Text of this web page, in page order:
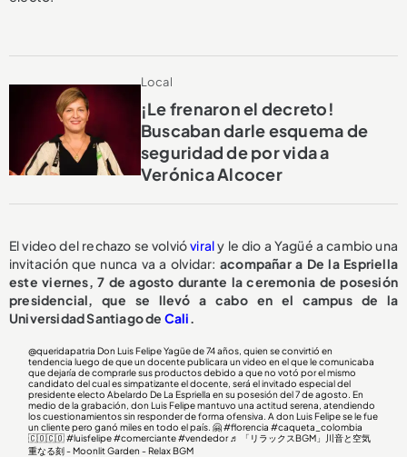
Local
¡Le frenaron el decreto!
Buscaban darle esquema de
seguridad de por vida a
Verónica Alcocer
El video del rechazo se volvióviraly le dio a Yagüé a cambio una
invitación que nunca va a olvidar: acompañar a De la Espriella
este viernes, 7 de agosto durante la ceremonia de posesión
presidencial, que se llevó a cabo en el campus de la
Universidad Santiago de Cali.
@queridapatria Don Luis Felipe Yagüe de 74 años, quien se convirtió en
tendencia luego de que un docente publicara un video en el que le comunicaba
que dejaría de comprarle sus productos debido a que no votó por el mismo
candidato del cual es simpatizante el docente, será el invitado especial del
presidente electo Abelardo De La Espriella en su posesión del 7 de agosto. En
medio de la grabación, don Luis Felipe mantuvo una actitud serena, atendiendo
los cuestionamientos sin responder de forma ofensiva. A don Luis Felipe se le fue
un cliente pero ganó miles en todo el país. 🤗#florencia #caqueta_colombia
🇨🇴🇨🇴 #luisfelipe #comerciante #vendedor ♬ 「リラックスBGM」川音と空気
重なる刻 - Moonlit Garden - Relax BGM